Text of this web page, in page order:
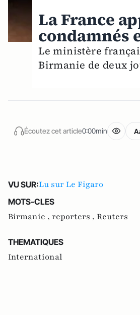
La France
condamnés
Le ministère
Birmanie de deux
Écoutez cet article0:00min
VU SUR:Lu sur Le Figaro
MOTS-CLES
Birmanie , reporters , Reuters
THEMATIQUES
International